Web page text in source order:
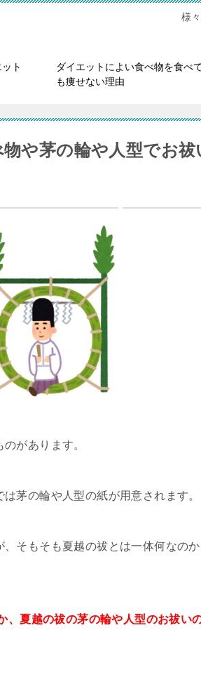
様
ト
ダイエットによい食べ物を食べ
も痩せない理由
や茅の輪や人型でお祓
があります。
茅の輪や人型の紙が用意されます。
そもそも夏越の祓とは一体何なの
、夏越の祓の茅の輪や人型のお祓い